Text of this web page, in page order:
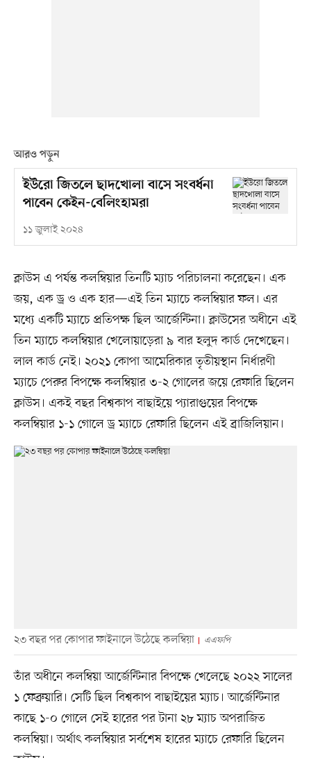
আরও পড়ুন
ইউরো জিতলে ছাদখোলা বাসে সংবর্ধনা
পাবেন কেইন-বেলিংহামরা
১১ জুলাই ২০২৪
ক্লাউস এ পর্যন্ত কলম্বিয়ার তিনটি ম্যাচ পরিচালনা করেছেন। এক
জয়, এক ড্র ও এক হার—এই তিন ম্যাচে কলম্বিয়ার ফল। এর
মধ্যে একটি ম্যাচে প্রতিপক্ষ ছিল আর্জেন্টিনা। ক্লাউসের অধীনে এই
তিন ম্যাচে কলম্বিয়ার খেলোয়াড়েরা ৯ বার হলুদ কার্ড দেখেছেন।
লাল কার্ড নেই। ২০২১ কোপা আমেরিকার তৃতীয়স্থান নির্ধারণী
ম্যাচে পেরুর বিপক্ষে কলম্বিয়ার ৩-২ গোলের জয়ে রেফারি ছিলেন
ক্লাউস। একই বছর বিশ্বকাপ বাছাইয়ে প্যারাগুয়ের বিপক্ষে
কলম্বিয়ার ১-১ গোলে ড্র ম্যাচে রেফারি ছিলেন এই ব্রাজিলিয়ান।
২৩ বছর পর কোপার ফাইনালে উঠেছে কলম্বিয়া এএফপি
তাঁর অধীনে কলম্বিয়া আর্জেন্টিনার বিপক্ষে খেলেছে ২০২২ সালের
১ ফেব্রুয়ারি। সেটি ছিল বিশ্বকাপ বাছাইয়ের ম্যাচ। আর্জেন্টিনার
কাছে ১-০ গোলে সেই হারের পর টানা ২৮ ম্যাচ অপরাজিত
কলম্বিয়া। অর্থাৎ কলম্বিয়ার সর্বশেষ হারের ম্যাচে রেফারি ছিলেন